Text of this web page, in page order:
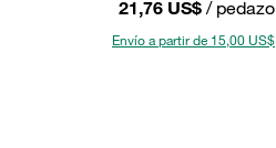
21,76 US$ / pedazo
Envío a partir de 15,00 US$